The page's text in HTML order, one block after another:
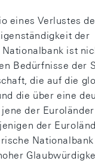
eines Verlustes
der
ist
Bedürfnisse der
die auf die
die über eine
der
der